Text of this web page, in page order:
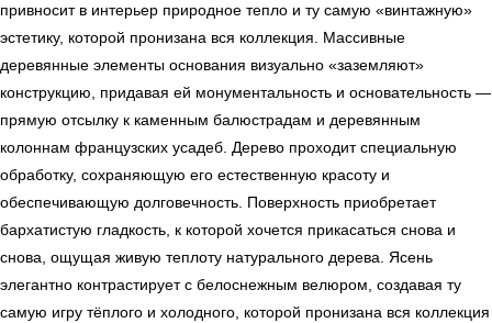
привносит в интерьер природное тепло и ту самую «винтажную»
эстетику, которой пронизана вся коллекция. Массивные
деревянные элементы основания визуально «заземляют»
конструкцию, придавая ей монументальность и основательность —
прямую отсылку к каменным балюстрадам и деревянным
колоннам французских усадеб. Дерево проходит специальную
обработку, сохраняющую его естественную красоту и
обеспечивающую долговечность. Поверхность приобретает
бархатистую гладкость, к которой хочется прикасаться снова и
снова, ощущая живую теплоту натурального дерева. Ясень
элегантно контрастирует с белоснежным велюром, создавая ту
самую игру тёплого и холодного, которой пронизана вся коллекция
Панели
Сантехника
Свет
Декор БФ Возрождение
Блог
О нас
Мебель